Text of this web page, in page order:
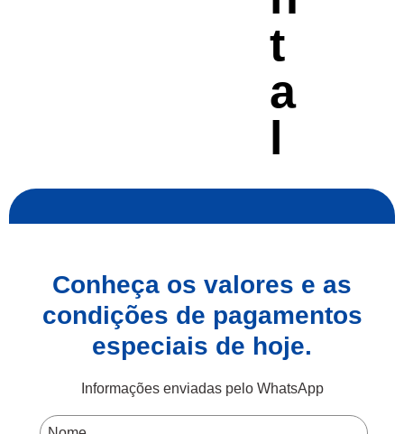
t
a
l
Conheça os valores e as
condições de pagamentos
especiais de hoje.
Informações enviadas pelo WhatsApp